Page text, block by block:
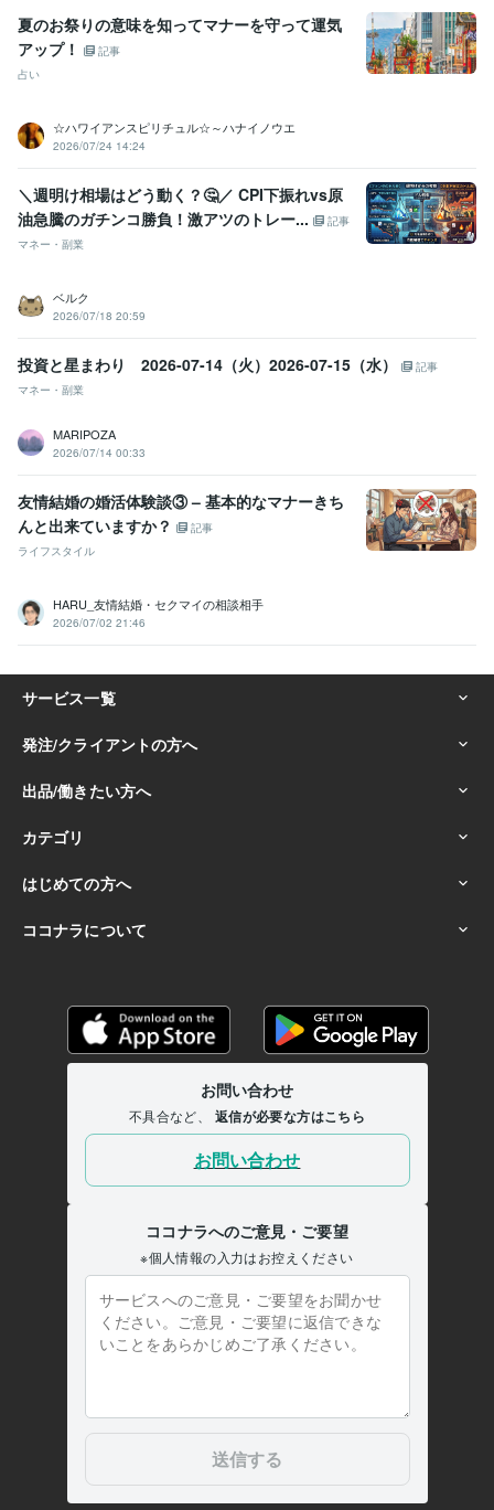
夏のお祭りの意味を知ってマナーを守って運気
アップ！
記事
占い
☆ハワイアンスピリチュル☆～ハナイノウエ
2026/07/24 14:24
​＼週明け相場はどう動く？🤔／ CPI下振れvs原
油急騰のガチンコ勝負！激アツのトレー...
記事
マネー・副業
ベルク
2026/07/18 20:59
投資と星まわり 2026-07-14（火）2026-07-15（水）
記事
マネー・副業
MARIPOZA
2026/07/14 00:33
友情結婚の婚活体験談③ – 基本的なマナーきち
んと出来ていますか？
記事
ライフスタイル
HARU_友情結婚・セクマイの相談相手
2026/07/02 21:46